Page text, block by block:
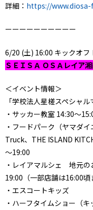
詳細： https://
ーーーーーーーーーー
6/20 (土) 16:00 キックオフ
ＳＥＩＳＡ ＯＳＡレイ
＜イベント情報＞
「学校法人星槎スペシャル
・サッカー教室 14:30～
・フードパーク（ヤマダ
Truck、THE ISLAND
～19:00
・レイアマルシェ 地元
19:00（一部店舗は16:00頃
・エスコートキッズ
・ハーフタイムショー（